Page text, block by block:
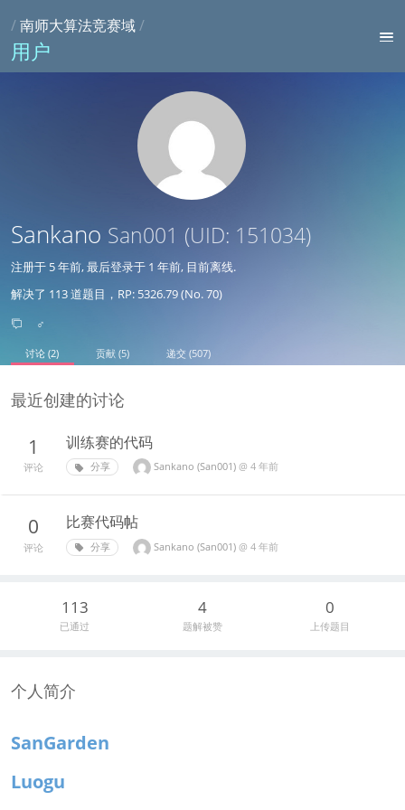
/南师大算法竞赛域/
用户
Sankano San001 (UID: 151034)
注册于 5 年前, 最后登录于 1 年前, 目前离线.
解决了 113 道题目，RP: 5326.79 (No. 70)
♂
讨论 (2) 贡献 (5) 递交 (507)
最近创建的讨论
1
评论
训练赛的代码
分享 Sankano (San001) @ 4 年前
0
评论
比赛代码帖
分享 Sankano (San001) @ 4 年前
113
已通过
4
题解被赞
0
上传题目
个人简介
SanGarden
Luogu